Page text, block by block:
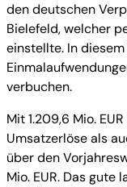
den deutschen
Bielefeld, welcher
einstellte. In
verbuchen.
Mit 1.209,6 Mio.
Umsatzerlöse als
über den
Mio. EUR. Das